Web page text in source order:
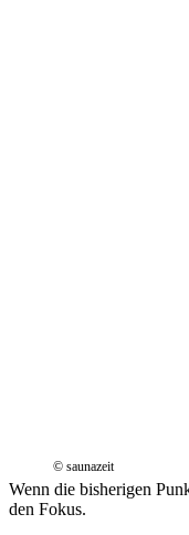
© saunazeit
Wenn die bisherigen
den Fokus.